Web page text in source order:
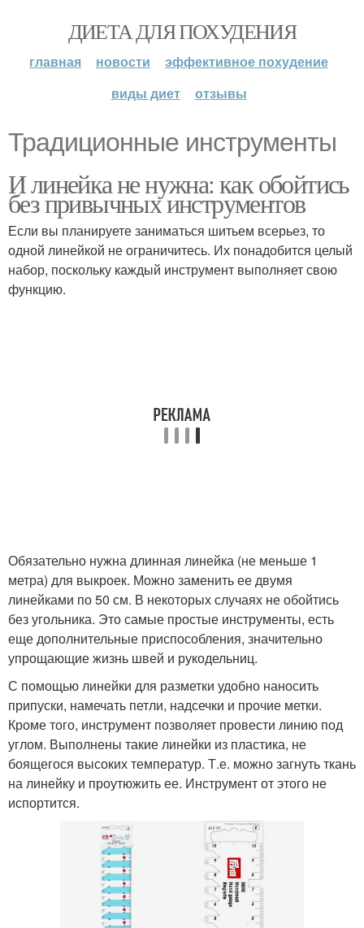
ДИЕТА ДЛЯ ПОХУДЕНИЯ
главная новости
эффективное похудение
виды диет
отзывы
Традиционные инструменты
И линейка не нужна: как обойтись
без привычных инструментов
Если вы планируете заниматься шитьем всерьез, то
одной линейкой не ограничитесь. Их понадобится целый
набор, поскольку каждый инструмент выполняет свою
функцию.
Обязательно нужна длинная линейка (не меньше 1
метра) для выкроек. Можно заменить ее двумя
линейками по 50 см. В некоторых случаях не обойтись
без угольника. Это самые простые инструменты, есть
еще дополнительные приспособления, значительно
упрощающие жизнь швей и рукодельниц.
С помощью линейки для разметки удобно наносить
припуски, намечать петли, надсечки и прочие метки.
Кроме того, инструмент позволяет провести линию под
углом. Выполнены такие линейки из пластика, не
боящегося высоких температур. Т.е. можно загнуть ткань
на линейку и проутюжить ее. Инструмент от этого не
испортится.